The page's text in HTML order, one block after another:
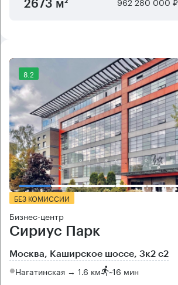
2673 м²
8.2
БЕЗ КОМИССИИ
Бизнес-центр
Сириус Парк
Москва, Каширское шоссе, 3к2 с2
Нагатинская → 1.6 км ~16 мин